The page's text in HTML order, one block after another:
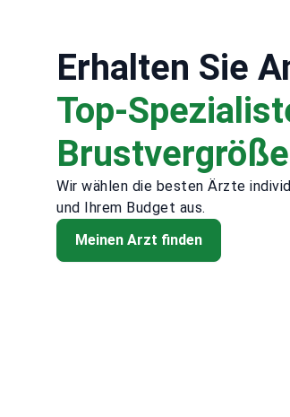
Erhalten Sie
Top-
Wir wählen die besten Ärzte
und Ihrem Budget aus.
Meinen Arzt finden